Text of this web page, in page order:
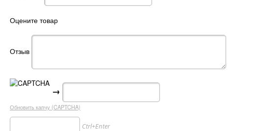
Оцените товар
Отзыв
→
Обновить капчу (CAPTCHA)
Ctrl+Enter